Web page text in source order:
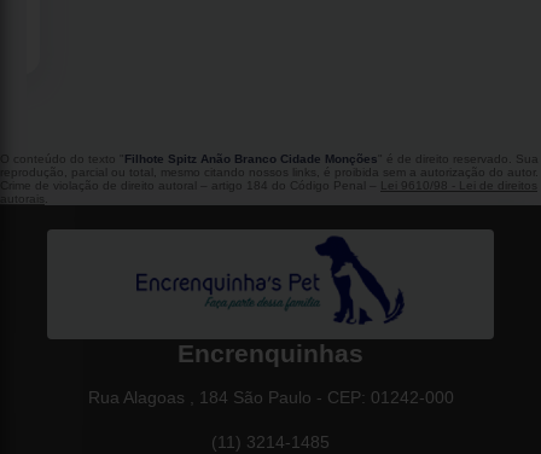
O conteúdo do texto " Filhote Spitz Anão Branco Cidade Monções " é de direito reservado. Sua
reprodução, parcial ou total, mesmo citando nossos links, é proibida sem a autorização do autor.
Crime de violação de direito autoral – artigo 184 do Código Penal –
Lei 9610/98 - Lei de direitos
autorais .
Encrenquinhas
Rua Alagoas , 184 São Paulo - CEP: 01242-000
(11) 3214-1485